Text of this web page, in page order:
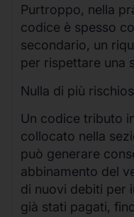
Purtroppo, nella
codice è spesso
secondario, un
per rispettare una
Nulla di più
Un codice tributo
collocato nella
può generare
abbinamento del
di nuovi debiti per
già stati pagati,